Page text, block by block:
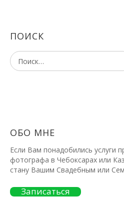
ПОИСК
ОБО МНЕ
Если Вам понадобились услуги
фотографа в Чебоксарах или
стану Вашим Свадебным или
Записаться